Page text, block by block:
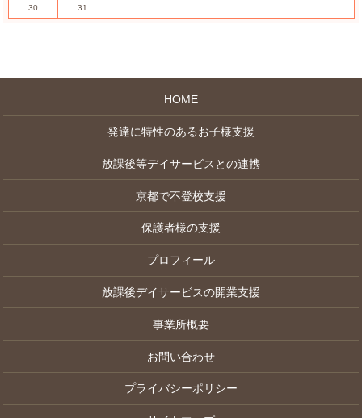
30 31
HOME
発達に特性のあるお子様支援
放課後等デイサービスとの連携
京都で不登校支援
保護者様の支援
プロフィール
放課後デイサービスの開業支援
事業所概要
お問い合わせ
プライバシーポリシー